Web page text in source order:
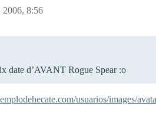
2006, 8:56
date d’AVANT Rogue Spear :o
usuarios/images/